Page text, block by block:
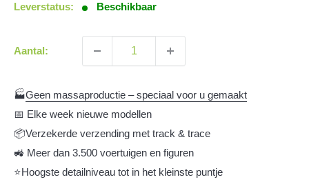
Leverstatus: Beschikbaar
Aantal:
🏭Geen massaproductie – speciaal voor u gemaakt
📅 Elke week nieuwe modellen
📦Verzekerde verzending met track & trace
🚜 Meer dan 3.500 voertuigen en figuren
⭐Hoogste detailniveau tot in het kleinste puntje